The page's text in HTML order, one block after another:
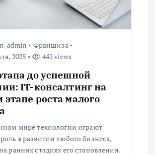
Франшиза
2025
442 views
до успешной
IT-консалтинг на
роста малого
мире технологии играют
в развитии любого бизнеса,
ранних стадиях его становления.